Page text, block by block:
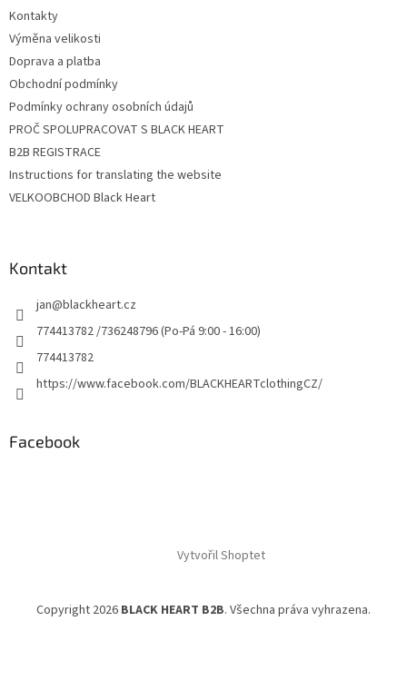
Kontakty
Výměna velikosti
Doprava a platba
Obchodní podmínky
Podmínky ochrany osobních údajů
PROČ SPOLUPRACOVAT S BLACK HEART
B2B REGISTRACE
Instructions for translating the website
VELKOOBCHOD Black Heart
Kontakt
jan@blackheart.cz
774413782 /736248796 (Po-Pá 9:00 - 16:00)
774413782
https://www.facebook.com/BLACKHEARTclothingCZ/
Facebook
Vytvořil Shoptet
Copyright 2026 BLACK HEART B2B. Všechna práva vyhrazena.